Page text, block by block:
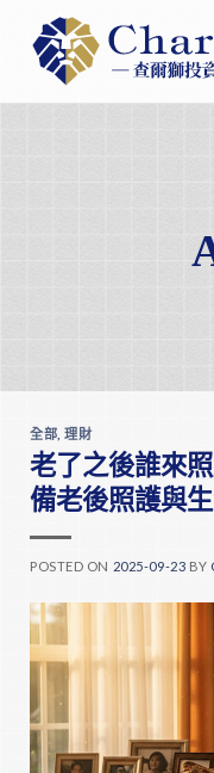
content
全部 ,理財
老了之後誰來
備老後照護與
POSTED ON 2025-09-23 BY